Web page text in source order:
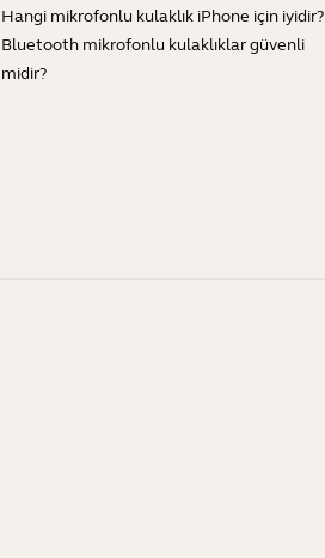
Hangi mikrofonlu kulaklık iPhone için iyidir?
Bluetooth mikrofonlu kulaklıklar güvenli
midir?